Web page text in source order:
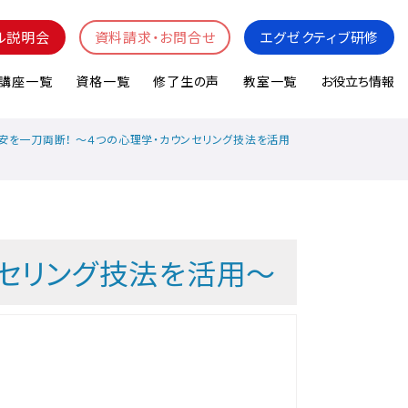
説明会 資料請求・お問合せ エグゼクティブ研修
座一覧 資格一覧 修了生の声 教室一覧 お役立ち情報
を一刀両断！ ～４つの心理学・カウンセリング技法を活用
リング技法を活用～